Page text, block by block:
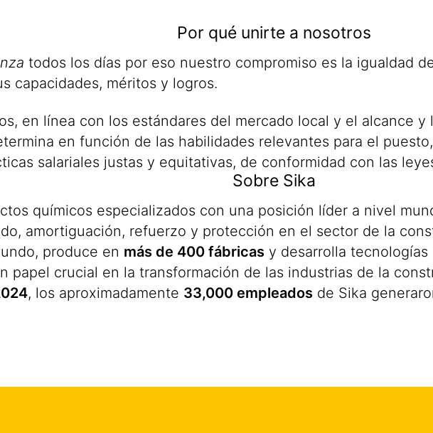
Por qué unirte a nosotros
todos los días por eso nuestro compromiso es la igualdad
capacidades, méritos y logros.
en línea con los estándares del mercado local y el alcance
en función de las habilidades relevantes para el
salariales justas y equitativas, de conformidad con las
Sobre Sika
químicos especializados con una posición líder a nivel
amortiguación, refuerzo y protección en el sector de la
produce en más de 400 fábricas y desarrolla
papel crucial en la transformación de las industrias de la
, los aproximadamente 33,000 empleados de Sika